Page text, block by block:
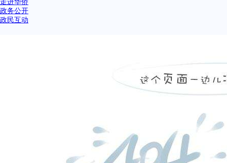
走进华侨
政务公开
政民互动